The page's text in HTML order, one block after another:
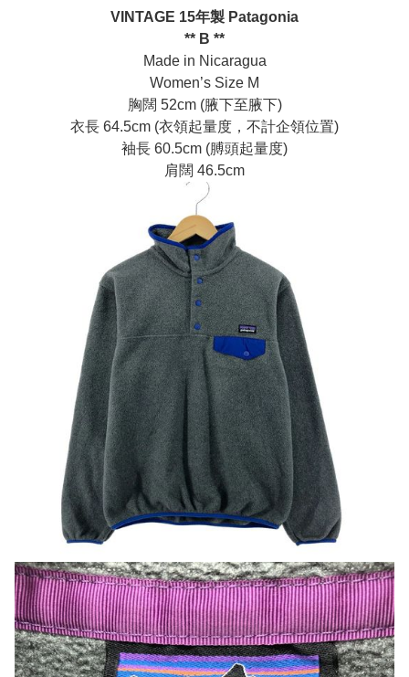
VINTAGE 15年製 Patagonia
** B **
Made in Nicaragua
Women’s Size M
胸闊 52cm (腋下至腋下)
衣長 64.5cm (衣領起量度，不計企領位置)
袖長 60.5cm (膊頭起量度)
肩闊 46.5cm